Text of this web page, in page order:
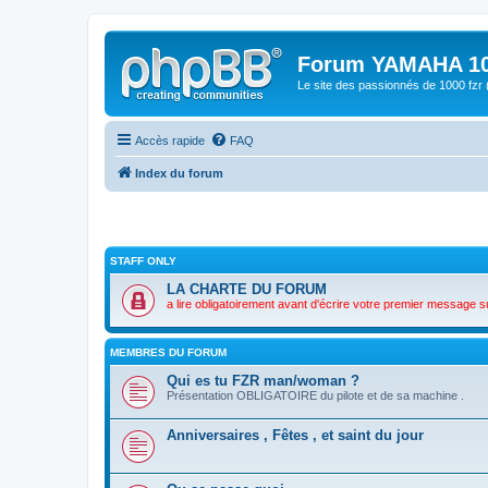
Forum YAMAHA
Le site des passionnés de 1000 fzr
Accès rapide FAQ
Index du forum
STAFF ONLY
LA CHARTE DU FORUM
a lire obligatoirement avant d'écrire votre premier message
MEMBRES DU FORUM
Qui es tu FZR man/woman ?
Présentation OBLIGATOIRE du pilote et de sa machine .
Anniversaires , Fêtes , et saint du jour